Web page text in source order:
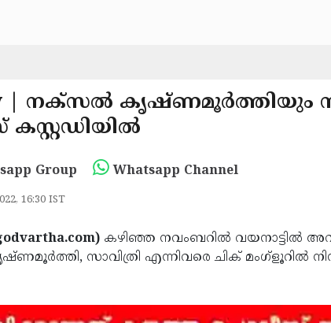
| നക്സൽ കൃഷ്ണമൂർത്തിയും
Group Whatsapp Channel
16:30 IST
കഴിഞ്ഞ നവംബറിൽ വയനാട്ടിൽ
സാവിത്രി എന്നിവരെ ചിക് മംഗ്ളൂറിൽ